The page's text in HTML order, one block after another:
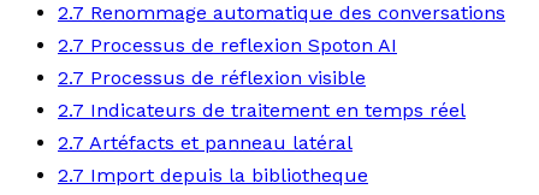
2.7 Renommage automatique des conversations
2.7 Processus de reflexion Spoton AI
2.7 Processus de réflexion visible
2.7 Indicateurs de traitement en temps réel
2.7 Artéfacts et panneau latéral
2.7 Import depuis la bibliotheque